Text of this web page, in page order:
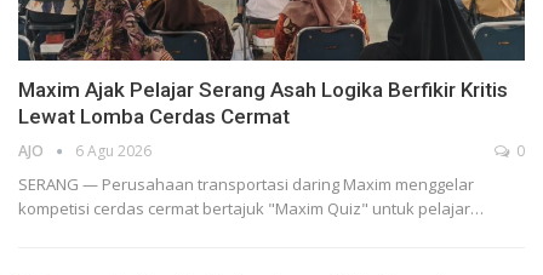
Maxim Ajak Pelajar Serang Asah Logika Berfikir Kritis
Lewat Lomba Cerdas Cermat
AJO 6 Agu 2026 0
SERANG — Perusahaan transportasi daring Maxim menggelar
kompetisi cerdas cermat bertajuk "Maxim Quiz" untuk pelajar…